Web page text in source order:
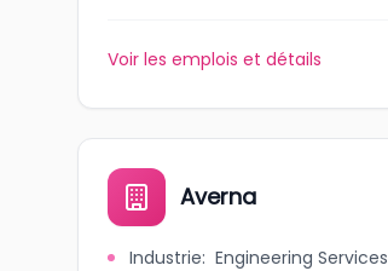
Voir les emplois et détails
Averna
Industrie: Engineering Services